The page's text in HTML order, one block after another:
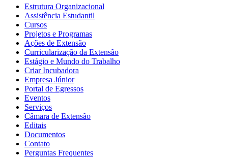
Estrutura Organizacional
Assistência Estudantil
Cursos
Projetos e Programas
Ações de Extensão
Curricularização da Extensão
Estágio e Mundo do Trabalho
Criar Incubadora
Empresa Júnior
Portal de Egressos
Eventos
Serviços
Câmara de Extensão
Editais
Documentos
Contato
Perguntas Frequentes